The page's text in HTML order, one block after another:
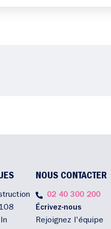
NOUS CONTACTER
02 40 300 200
Écrivez-nous
Rejoignez l'équipe